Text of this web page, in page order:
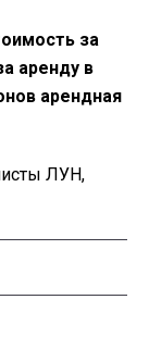
за
аренду в
арендная
ЛУН,